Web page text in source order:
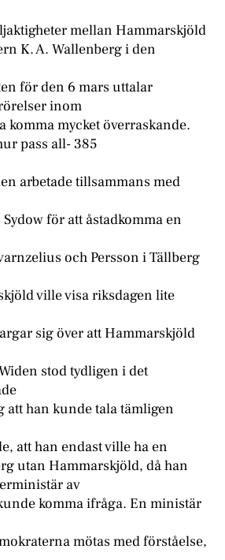
mellan Hammarskjöld
K. A. Wallenberg i den
för den 6 mars uttalar
inom
komma mycket överraskande.
pass all- 385
arbetade tillsammans med
för att åstadkomma en
och Persson i Tällberg
ville visa riksdagen lite
sig över att Hammarskjöld
stod tydligen i det
att han kunde tala tämligen
att han endast ville ha en
utan Hammarskjöld, då han
av
komma ifråga. En ministär
mötas med förståelse,